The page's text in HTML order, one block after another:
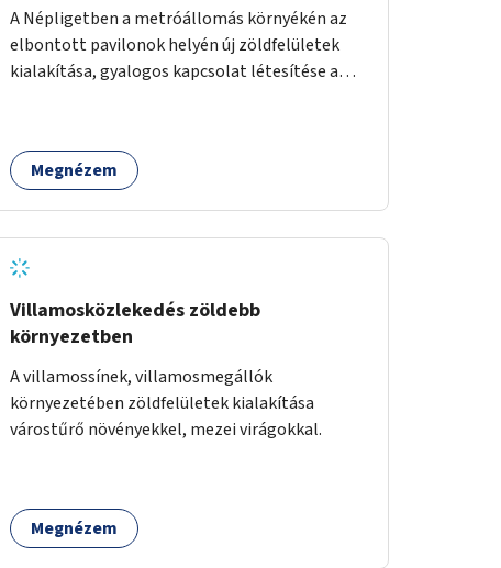
A Népligetben a metróállomás környékén az
elbontott pavilonok helyén új zöldfelületek
kialakítása, gyalogos kapcsolat létesítése a
Megnézem
Villamosközlekedés zöldebb
környezetben
A villamossínek, villamosmegállók
környezetében zöldfelületek kialakítása
várostűrő növényekkel, mezei virágokkal.
Megnézem